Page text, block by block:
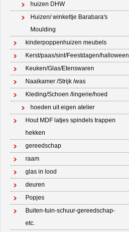
huizen DHW
Huizen/ winkeltje Barabara's
Moulding
kinderpoppenhuizen meubels
Kerst/paas/sint/Feestdagen/halloween
Keuken/Glas/Etenswaren
Naaikamer /Strijk /was
Kleding/Schoen /lingerie/hoed
hoeden uit eigen atelier
Hout MDF latjes spindels trappen
hekken
gereedschap
raam
glas in lood
deuren
Popjes
Buiten-tuin-schuur-gereedschap-
etc.